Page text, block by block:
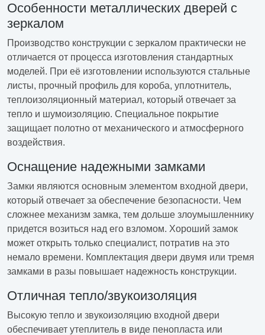
Особенности металлических дверей с
зеркалом
Производство конструкции с зеркалом практически не
отличается от процесса изготовления стандартных
моделей. При её изготовлении используются стальные
листы, прочный профиль для короба, уплотнитель,
теплоизоляционный материал, который отвечает за
тепло и шумоизоляцию. Специальное покрытие
защищает полотно от механического и атмосферного
воздействия.
Оснащение надежными замками
Замки являются основным элементом входной двери,
который отвечает за обеспечение безопасности. Чем
сложнее механизм замка, тем дольше злоумышленнику
придется возиться над его взломом. Хороший замок
может открыть только специалист, потратив на это
немало времени. Комплектация двери двумя или тремя
замками в разы повышает надежность конструкции.
Отличная тепло/звукоизоляция
Высокую тепло и звукоизоляцию входной двери
обеспечивает утеплитель в виде пенопласта или